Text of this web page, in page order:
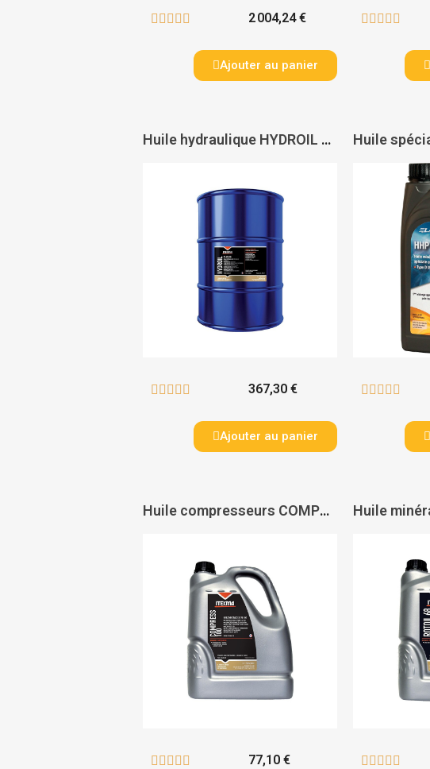
     2 004,24 €
Ajouter au panier
    
Huile hydraulique HYDROIL PLUS 46 - ITECMA
     367,30 €
Ajouter au panier
    
Huile compresseurs COMPRESS 100 - ITECMA
     77,10 €     